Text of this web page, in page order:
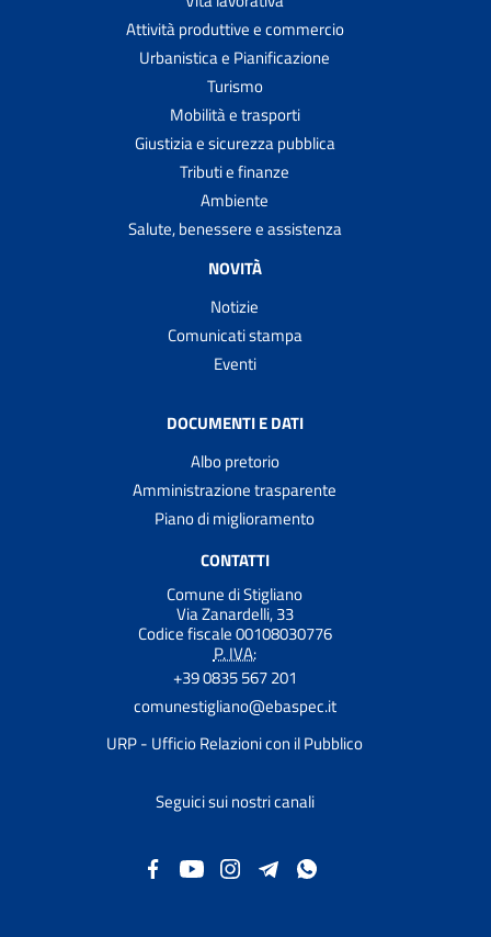
Attività produttive e commercio
Urbanistica e Pianificazione
Turismo
Mobilità e trasporti
Giustizia e sicurezza pubblica
Tributi e finanze
Ambiente
Salute, benessere e assistenza
NOVITÀ
Notizie
Comunicati stampa
Eventi
DOCUMENTI E DATI
Albo pretorio
Amministrazione trasparente
Piano di miglioramento
CONTATTI
Comune di Stigliano
Via Zanardelli, 33
Codice fiscale 00108030776
P. IVA:
+39 0835 567 201
comunestigliano@ebaspec.it
URP - Ufficio Relazioni con il Pubblico
Seguici sui nostri canali